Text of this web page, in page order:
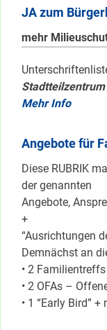
JA zum
mehr
Mehr Info
Angebote für
Diese RUBRIK
der genannten
Angebote,
+
“Ausrichtungen
Demnächst an
• 2
• 2 OFAs –
• 1 “Early Bird” +